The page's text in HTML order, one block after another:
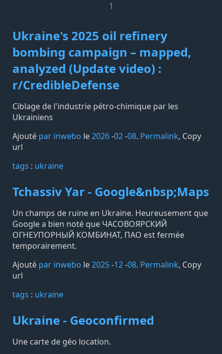
1
Ukraine's 2025 oil refinery
bombing campaign – mapped,
analyzed (Update video) :
r/CredibleDefense
Ciblage de l'industrie pétro-chimique par les
Ukrainiens
Ajouté par inwebo le2026-02-08. Permalink, Copy
url
tags️ : ukraine
Tchassiv Yar - Google&nbsp;Maps
Un champs de ruine en Ukraine. Heureusement que
Google a bien noté que ЧАСОВОЯРСКИЙ
ОГНЕУПОРНЫЙ КОМБИНАТ, ПАО est fermée
temporairement.
Ajouté par inwebo le2025-12-08. Permalink, Copy
url
tags️ : ukraine
Ukraine - Geoconfirmed
Une carte de géo location.